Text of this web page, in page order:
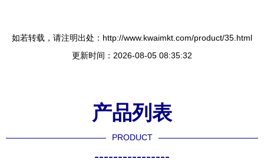
如若转载，请注明出处：http://www.kwaimkt.com/product/35.html
更新时间：2026-08-05 08:35:32
产品列表
PRODUCT
----------------